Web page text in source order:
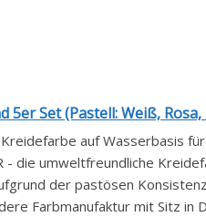
5er Set (Pastell: Weiß, Rosa,
auf Wasserbasis
- die umweltfreundliche
der pastösen
Farbmanufaktur mit Sitz in